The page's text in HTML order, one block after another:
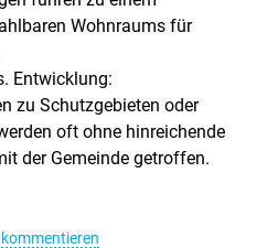
Wohnraums für
Entwicklung:
zu Schutzgebieten oder
oft ohne hinreichende
der Gemeinde getroffen.